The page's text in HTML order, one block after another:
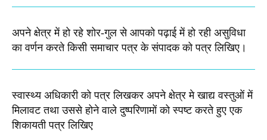
अपने क्षेत्र में हो रहे शोर-गुल से आपको पढ़ाई में हो रही असुविधा
का वर्णन करते किसी समाचार पत्र के संपादक को पत्र लिखिए।
स्वास्थ्य अधिकारी को पत्र लिखकर अपने क्षेत्र मे खाद्य वस्तुओं में
मिलावट तथा उससे होने वाले दुष्परिणामों को स्पष्ट करते हुए एक
शिकायती पत्र लिखिए